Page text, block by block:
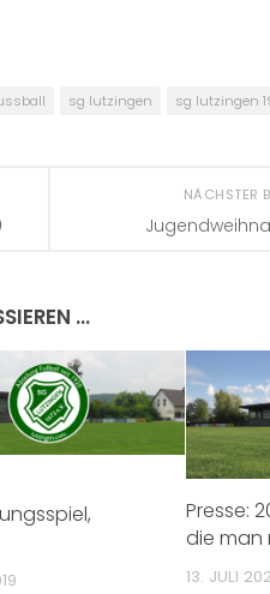
sg lutzingen sg lutzingen
NÄCHSTER
…
Presse:
die man
13. JULI